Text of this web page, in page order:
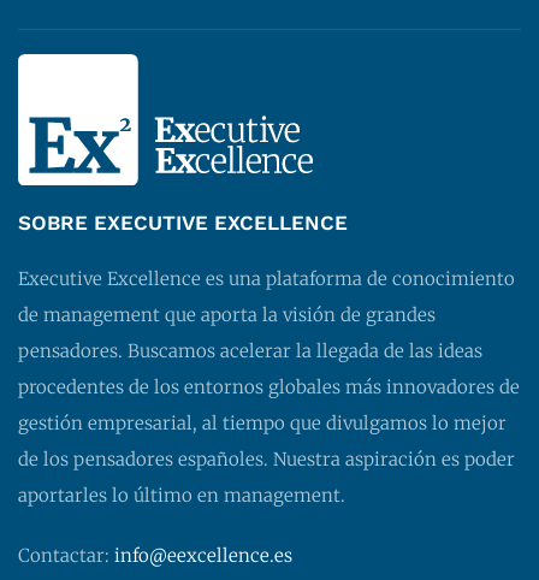
SOBRE EXECUTIVE EXCELLENCE
Executive Excellence es una plataforma de conocimiento
de management que aporta la visión de grandes
pensadores. Buscamos acelerar la llegada de las ideas
procedentes de los entornos globales más innovadores de
gestión empresarial, al tiempo que divulgamos lo mejor
de los pensadores españoles. Nuestra aspiración es poder
aportarles lo último en management.
Contactar: info@eexcellence.es